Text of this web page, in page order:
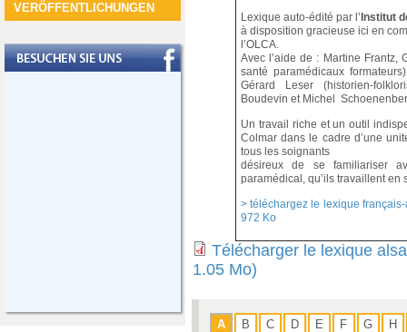
VERÖFFENTLICHUNGEN
Lexique auto-édité par l’ Institut
à disposition gracieuse ici en
l’OLCA.
Avec l’aide de : Martine
santé paramédicaux
Gérard Leser (historien-
Boudevin et Michel
Un travail riche et un outil
Colmar dans le cadre d’une
tous les soignants
désireux de se familiariser
paramédical, qu’ils travaillent
> téléchargez le lexique
972 Ko
Télécharger le lexique
1.05 Mo)
A B C D E F G
H